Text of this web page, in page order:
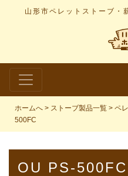
山形市ペレットストーブ・
ホームへ > ストーブ製品一覧 > ペ
500FC
OU PS-500FC